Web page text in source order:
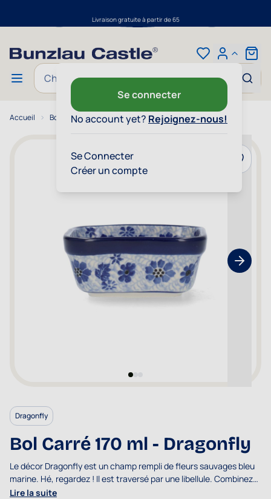
Livraison gratuite à partir de 65
Se connecter
No account yet? Rejoignez-nous!
Se Connecter
Créer un compte
Cart
Chercher
Accueil Bol Carré 170 ml - Dragonfly
Show
Dragonfly
Bol Carré 170 ml - Dragonfly
Le décor Dragonfly est un champ rempli de fleurs sauvages bleu
marine. Hé, regardez ! Il est traversé par une libellule. Combinez
ce décor avec Damselfy ou Indigo.
Lire la suite